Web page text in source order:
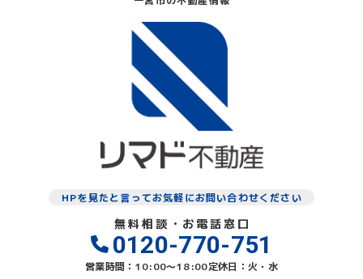
HPを見たと言ってお気軽にお問い合わせください
無料相談・お電話窓口
0120-770-751
営業時間：10:00〜18:00定休日：火・水